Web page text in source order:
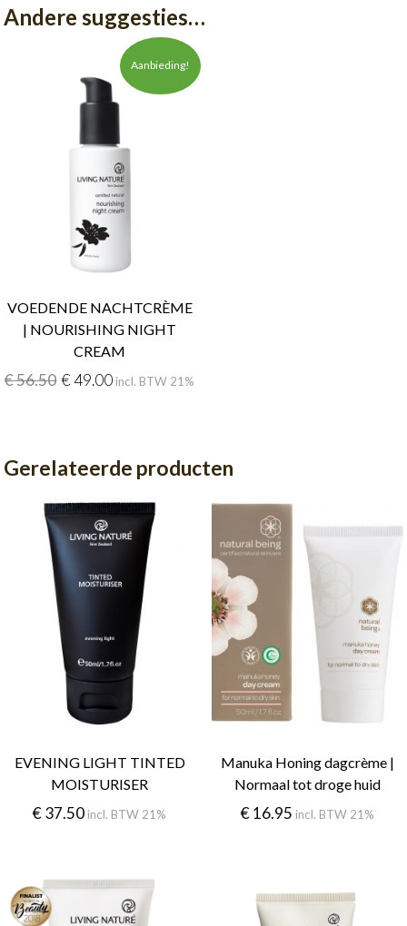
Andere suggesties…
Aanbieding!
VOEDENDE NACHTCRÈME
| NOURISHING NIGHT
CREAM
€56.50 € 49.00 incl. BTW 21%
Gerelateerde producten
EVENING LIGHT TINTED
MOISTURISER
€37.50 incl. BTW 21%
Manuka Honing dagcrème |
Normaal tot droge huid
€16.95 incl. BTW 21%